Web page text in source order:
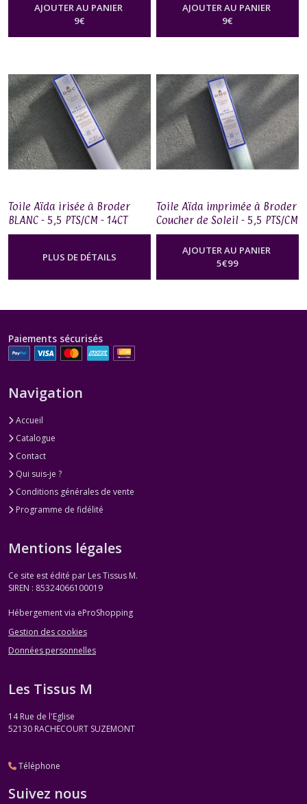
AJOUTER AU PANIER
9€
AJOUTER AU PANIER
9€
Toile Aïda irisée à Broder
BLANC - 5,5 PTS/CM - 14CT
PLUS DE DÉTAILS
Toile Aïda imprimée à Broder
Coucher de Soleil - 5,5 PTS/CM
- 14 CT -38.1X45.7
AJOUTER AU PANIER
5€99
Paiements sécurisés
Navigation
Accueil
Catalogue
Contact
Qui suis-je ?
Conditions générales de vente
Programme de fidélité
Mentions légales
Ce site est édité par Les Tissus M.
SIREN : 85324066100019
Hébergement via eProShopping
Gestion des cookies
Données personnelles
Les Tissus M
14 Rue de l'Eglise
52130 RACHECOURT SUZEMONT
Téléphone
Suivez nous